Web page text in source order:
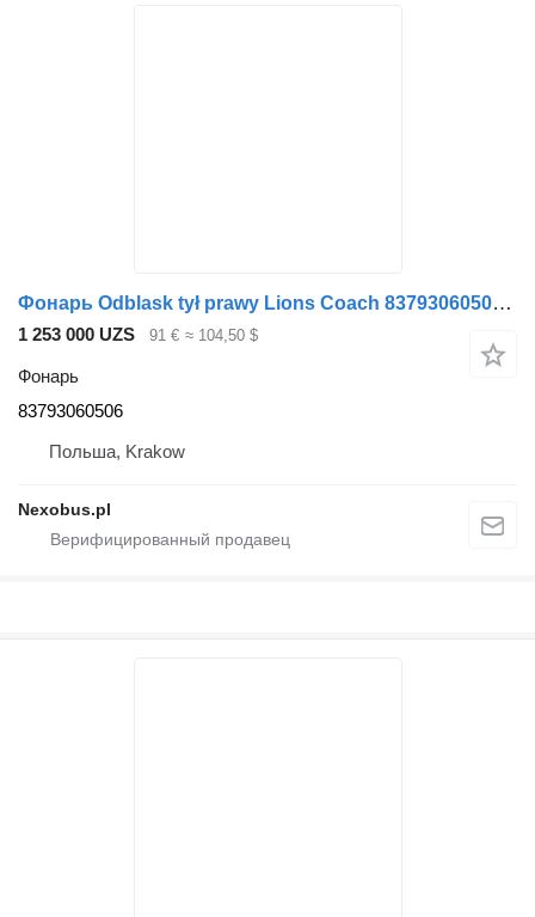
Фонарь Odblask tył prawy Lions Coach 83793060506 для автобуса MAN R07 R08
1 253 000 UZS 91 € ≈ 104,50 $
Фонарь
83793060506
Польша, Krakow
Nexobus.pl